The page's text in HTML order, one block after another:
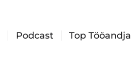
Podcast Top Tööandja